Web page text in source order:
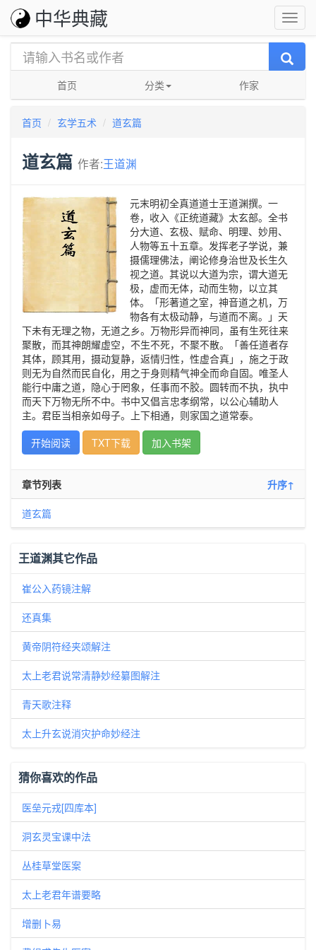
中华典藏
首页 分类 作家
首页 玄学五术 道玄篇
道玄篇 作者:王道渊
元末明初全真道道士王道渊撰。一
卷，收入《正统道藏》太玄部。全书
分大道、玄极、赋命、明理、妙用、
人物等五十五章。发挥老子学说，兼
摄儒理佛法，阐论修身治世及长生久
视之道。其说以大道为宗，谓大道无
极，虚而无体，动而生物，以立其
体。「形著道之室，神音道之机，万
物各有太极动静，与道而不离。」天
下未有无理之物，无道之乡。万物形异而神同，虽有生死往来
聚散，而其神朗耀虚空，不生不死，不聚不散。「善任道者存
其体，顾其用，摄动复静，返情归性，性虚合真」，施之于政
则无为自然而民自化，用之于身则精气神全而命自固。唯圣人
能行中庸之道，隐心于罔象，任事而不胶。圆转而不执，执中
而天下万物无所不中。书中又倡言忠孝纲常，以公心辅助人
主。君臣当相亲如母子。上下相通，则家国之道常泰。
开始阅读
TXT下载 加入书架
章节列表 升序↑
道玄篇
王道渊其它作品
崔公入药镜注解
还真集
黄帝阴符经夹颂解注
太上老君说常清静妙经纂图解注
青天歌注释
太上升玄说消灾护命妙经注
猜你喜欢的作品
医垒元戎[四库本]
洞玄灵宝课中法
丛桂草堂医案
太上老君年谱要略
增删卜易